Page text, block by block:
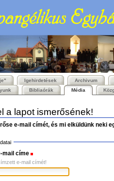
Igehirdetések Archivum
Bibliaórák Média
a lapot ismerősének!
e-mail címét, és mi elküldünk neki
mail címe
e-mail címét!